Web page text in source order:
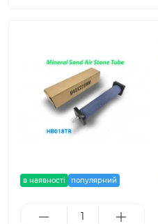
в наявності популярний